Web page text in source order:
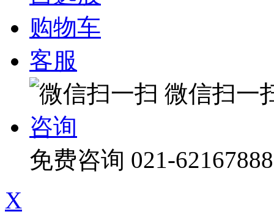
购物车
客服
微信扫一
咨询
免费咨询 021-62167888
X